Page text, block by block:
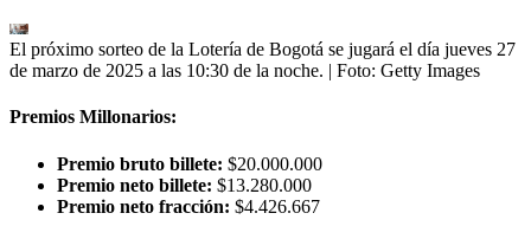
El próximo sorteo de la Lotería de Bogotá se jugará el día jueves 27
de marzo de 2025 a las 10:30 de la noche. | Foto: Getty Images
Premios Millonarios:
Premio bruto billete: $20.000.000
Premio neto billete: $13.280.000
Premio neto fracción: $4.426.667